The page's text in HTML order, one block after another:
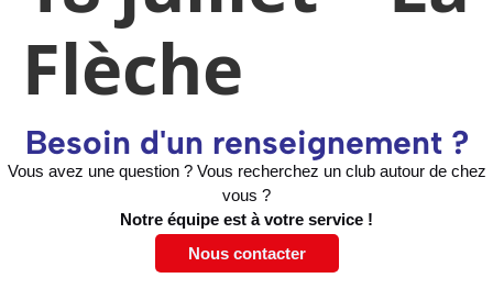
Flèche
Besoin d'un renseignement ?
Vous avez une question ? Vous recherchez un club autour de chez
vous ?
Notre équipe est à votre service !
Nous contacter